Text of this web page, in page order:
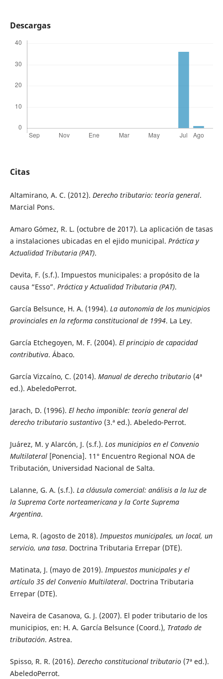
Descargas
Citas
Altamirano, A. C. (2012). Derecho tributario: teoría general.
Marcial Pons.
Amaro Gómez, R. L. (octubre de 2017). La aplicación de tasas
a instalaciones ubicadas en el ejido municipal. Práctica y
Actualidad Tributaria (PAT).
Devita, F. (s.f.). Impuestos municipales: a propósito de la
causa “Esso”. Práctica y Actualidad Tributaria (PAT).
García Belsunce, H. A. (1994). La autonomía de los municipios
provinciales en la reforma constitucional de 1994. La Ley.
García Etchegoyen, M. F. (2004). El principio de capacidad
contributiva. Ábaco.
García Vizcaíno, C. (2014). Manual de derecho tributario(4ª
ed.). AbeledoPerrot.
Jarach, D. (1996). El hecho imponible: teoría general del
derecho tributario sustantivo(3.ª ed.). Abeledo-Perrot.
Juárez, M. y Alarcón, J. (s.f.). Los municipios en el Convenio
Multilateral[Ponencia]. 11° Encuentro Regional NOA de
Tributación, Universidad Nacional de Salta.
Lalanne, G. A. (s.f.). La cláusula comercial: análisis a la luz de
la Suprema Corte norteamericana y la Corte Suprema
Argentina.
Lema, R. (agosto de 2018).Impuestos municipales, un local, un
servicio, una tasa. Doctrina Tributaria Errepar (DTE).
Matinata, J. (mayo de 2019).Impuestos municipales y el
artículo 35 del Convenio Multilateral. Doctrina Tributaria
Errepar (DTE).
Naveira de Casanova, G. J. (2007). El poder tributario de los
municipios, en: H. A. García Belsunce (Coord.), Tratado de
tributación. Astrea.
Spisso, R. R. (2016). Derecho constitucional tributario(7ª ed.).
AbeledoPerrot.